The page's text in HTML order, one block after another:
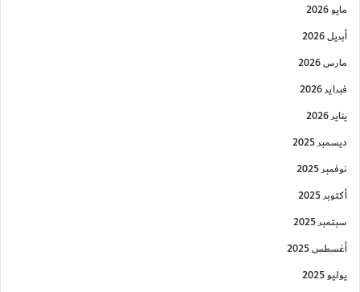
مايو 2026
أبريل 2026
مارس 2026
فبراير 2026
يناير 2026
ديسمبر 2025
نوفمبر 2025
أكتوبر 2025
سبتمبر 2025
أغسطس 2025
يوليو 2025